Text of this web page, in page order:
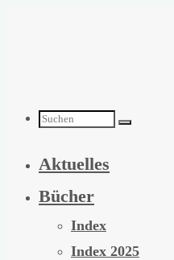
Suchen
nach:
Aktuelles
Bücher
Index
Index 2025